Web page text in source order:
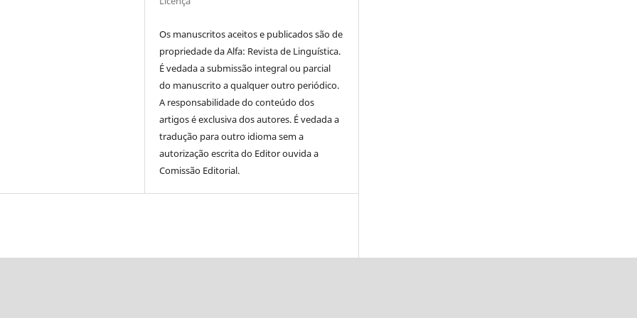
Os manuscritos aceitos e publicados são de
propriedade da Alfa: Revista de Linguística.
É vedada a submissão integral ou parcial
do manuscrito a qualquer outro periódico.
A responsabilidade do conteúdo dos
artigos é exclusiva dos autores. É vedada a
tradução para outro idioma sem a
autorização escrita do Editor ouvida a
Comissão Editorial.